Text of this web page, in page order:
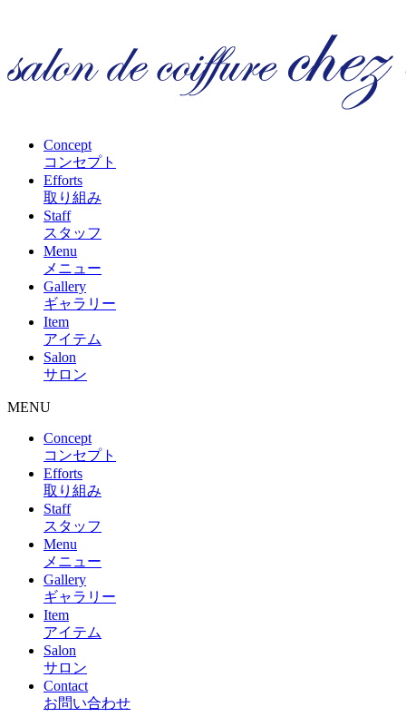
Concept
コンセプト
Efforts
取り組み
Staff
スタッフ
Menu
メニュー
Gallery
ギャラリー
Item
アイテム
Salon
サロン
MENU
Concept
コンセプト
Efforts
取り組み
Staff
スタッフ
Menu
メニュー
Gallery
ギャラリー
Item
アイテム
Salon
サロン
Contact
お問い合わせ